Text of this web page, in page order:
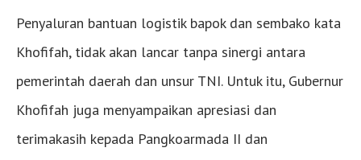
Penyaluran bantuan logistik bapok dan sembako kata
Khofifah, tidak akan lancar tanpa sinergi antara
pemerintah daerah dan unsur TNI. Untuk itu, Gubernur
Khofifah juga menyampaikan apresiasi dan
terimakasih kepada Pangkoarmada II dan